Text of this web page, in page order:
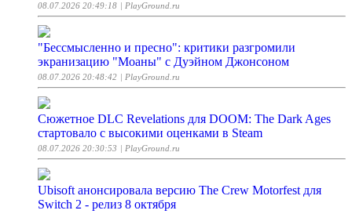
08.07.2026 20:49:18 | PlayGround.ru
"Бессмысленно и пресно": критики разгромили
экранизацию "Моаны" с Дуэйном Джонсоном
08.07.2026 20:48:42 | PlayGround.ru
Сюжетное DLC Revelations для DOOM: The Dark Ages
стартовало с высокими оценками в Steam
08.07.2026 20:30:53 | PlayGround.ru
Ubisoft анонсировала версию The Crew Motorfest для
Switch 2 - релиз 8 октября